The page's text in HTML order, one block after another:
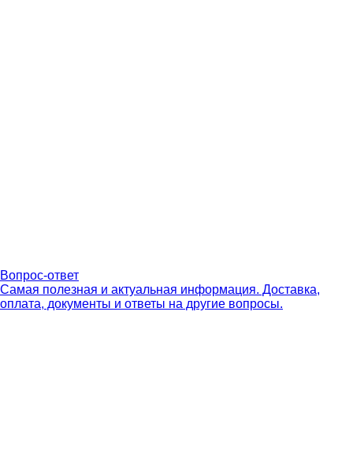
Вопрос-ответ
Самая полезная и актуальная информация. Доставка,
оплата, документы и ответы на другие вопросы.